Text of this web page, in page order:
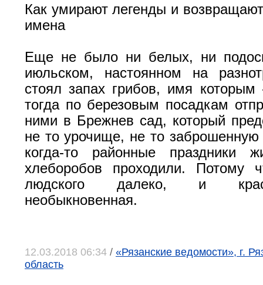
Как умирают легенды и
имена
Еще не было ни белых, ни
июльском, настоянном на
стоял запах грибов, имя которым
тогда по березовым посадкам
ними в Брежнев сад, который
не то урочище, не то заброшенную
когда-то районные праздники
хлеборобов проходили. Потому
людского далеко, и
необыкновенная.
12.03.2018 06:34 / «Рязанские ведомости», г.
область